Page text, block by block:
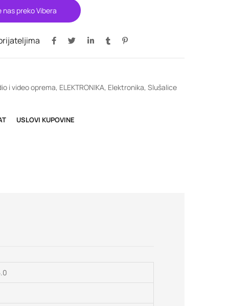
preko Vibera
i video oprema, ELEKTRONIKA, Elektronika, Slušalice
USLOVI KUPOVINE